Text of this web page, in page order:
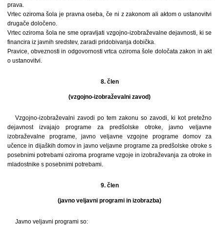
prava.
Vrtec oziroma šola je pravna oseba, če ni z zakonom ali aktom o ustanovitvi
drugače določeno.
Vrtec oziroma šola ne sme opravljati vzgojno-izobraževalne dejavnosti, ki se
financira iz javnih sredstev, zaradi pridobivanja dobička.
Pravice, obveznosti in odgovornosti vrtca oziroma šole določata zakon in akt
o ustanovitvi.
8. člen
(vzgojno-izobraževalni zavod)
Vzgojno-izobraževalni zavodi po tem zakonu so zavodi, ki kot pretežno
dejavnost izvajajo programe za predšolske otroke, javno veljavne
izobraževalne programe, javno veljavne vzgojne programe domov za
učence in dijaških domov in javno veljavne programe za predšolske otroke s
posebnimi potrebami oziroma programe vzgoje in izobraževanja za otroke in
mladostnike s posebnimi potrebami.
9. člen
(javno veljavni programi in izobrazba)
Javno veljavni programi so: